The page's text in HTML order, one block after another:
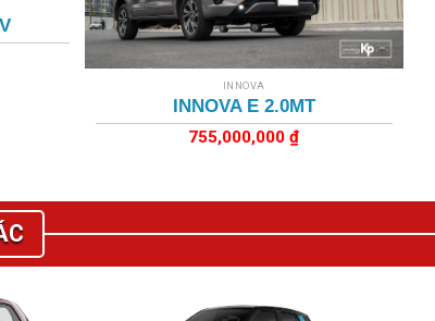
INNOVA
INNOVA E 2.0MT
755,000,000₫